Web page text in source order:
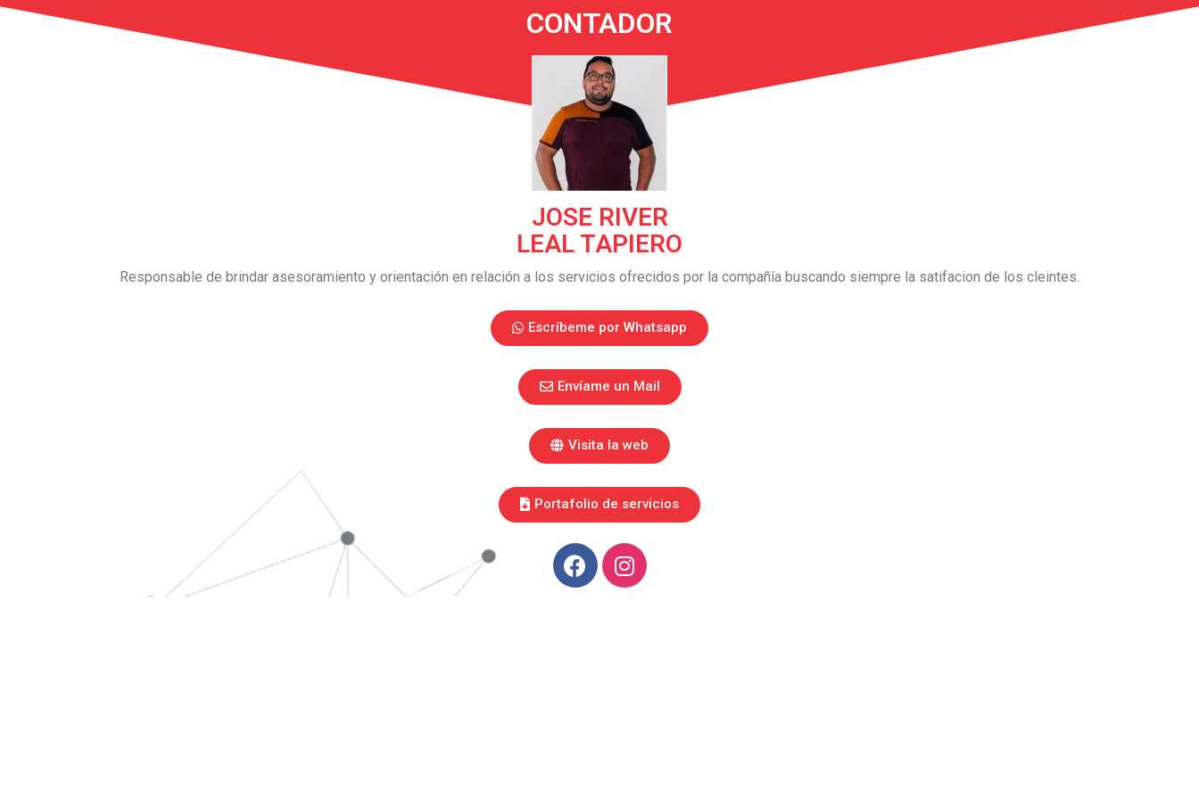
CONTADOR
JOSE RIVER
LEAL TAPIERO
Responsable de brindar asesoramiento y orientación en relación a los servicios ofrecidos por la compañía buscando siempre la satifacion de los cleintes.
Escríbeme por Whatsapp
Envíame un Mail
Visita la web
Portafolio de servicios